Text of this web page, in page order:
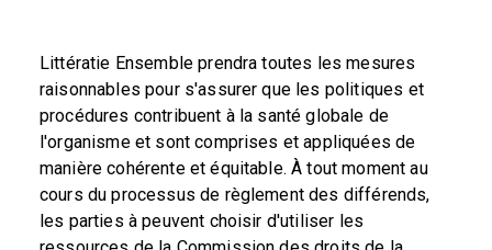
Littératie Ensemble prendra toutes les mesures
raisonnables pour s'assurer que les politiques et
procédures contribuent à la santé globale de
l'organisme et sont comprises et appliquées de
manière cohérente et équitable. À tout moment au
cours du processus de règlement des différends,
les parties à peuvent choisir d'utiliser les